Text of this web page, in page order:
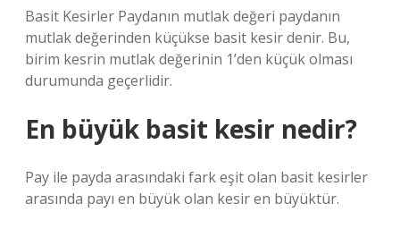
Basit Kesirler Paydanın mutlak değeri paydanın
mutlak değerinden küçükse basit kesir denir. Bu,
birim kesrin mutlak değerinin 1’den küçük olması
durumunda geçerlidir.
En büyük basit kesir nedir?
Pay ile payda arasındaki fark eşit olan basit kesirler
arasında payı en büyük olan kesir en büyüktür.